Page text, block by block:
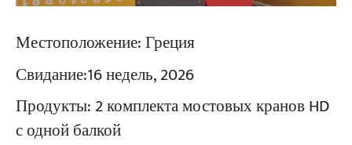
Местоположение:Греция
Свидание:16 недель, 2026
Продукты: 2 комплекта мостовых кранов HD
с одной балкой